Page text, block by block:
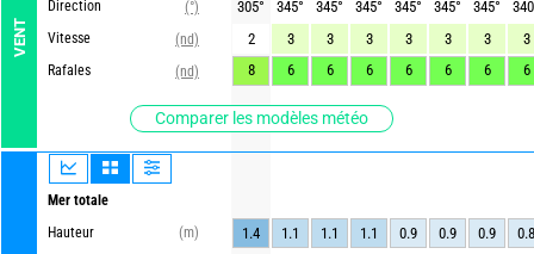
VENT
Direction
(°)
Vitesse
(nd)
Rafales
(nd)
Comparer les modèles météo
Mer totale
Hauteur
(m)
305° 345° 345° 345° 345° 345° 345°
340
2
3 3 3 3 3 3
3
8
6 6 6 6 6 6 6
1.4 1.1 1.1 1.1 0.9 0.9 0.9 0.8